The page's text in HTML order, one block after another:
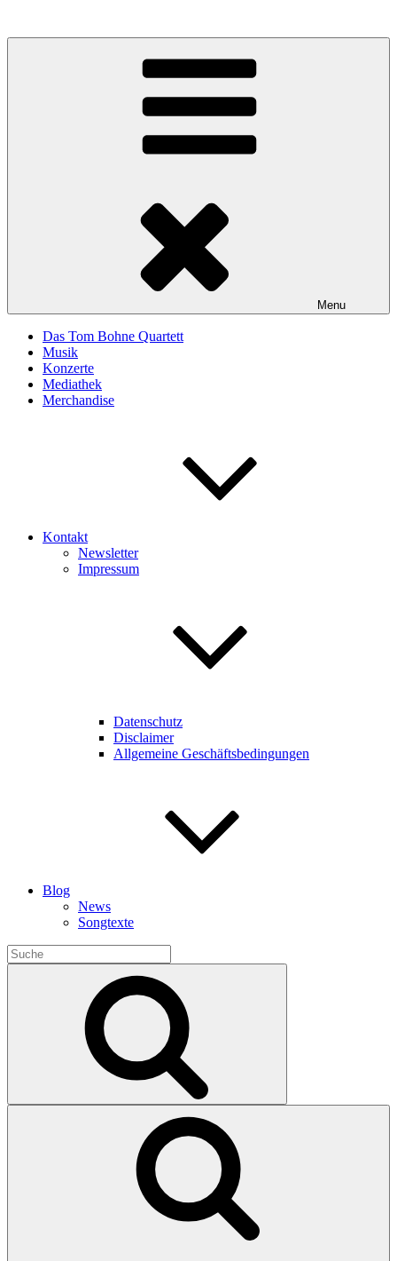
Menu
Das Tom Bohne Quartett
Musik
Konzerte
Mediathek
Merchandise
Kontakt
Newsletter
Impressum
Datenschutz
Disclaimer
Allgemeine Geschäftsbedingungen
Blog
News
Songtexte
Search
for: